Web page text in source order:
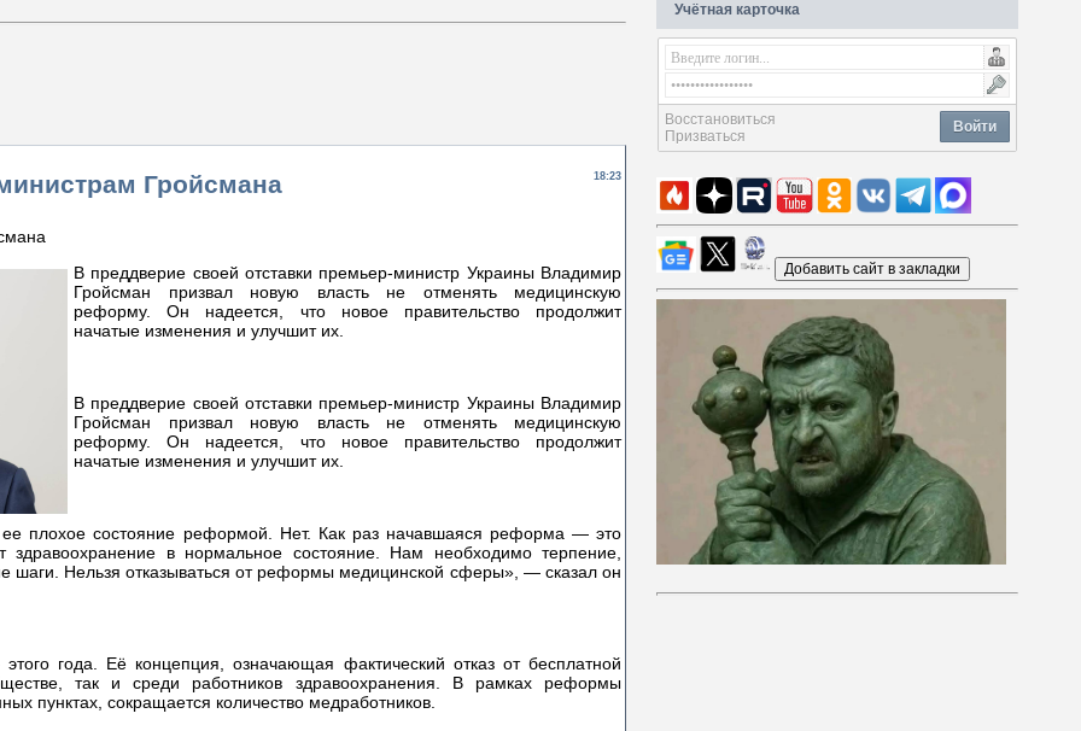
18:23
Гройсмана
В преддверие своей отставки премьер-министр Украины Владимир
Гройсман призвал новую власть не отменять медицинскую
реформу. Он надеется, что новое правительство продолжит
начатые изменения и улучшит их.
В преддверие своей отставки премьер-министр Украины Владимир
Гройсман призвал новую власть не отменять медицинскую
реформу. Он надеется, что новое правительство продолжит
начатые изменения и улучшит их.
ее плохое состояние реформой. Нет. Как раз начавшаяся реформа — это
здравоохранение в нормальное состояние. Нам необходимо терпение,
шаги. Нельзя отказываться от реформы медицинской сферы», — сказал он
года. Её концепция, означающая фактический отказ от бесплатной
так и среди работников здравоохранения. В рамках реформы
пунктах, сокращается количество медработников.
Учётная карточка
Войти
Восстановиться
Призваться